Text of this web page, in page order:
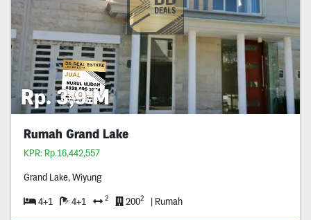
Rp. 3,9 M
Rumah Grand Lake
KPR: Rp.16,442,557
Grand Lake, Wiyung
4+1 4+1 2 2002 | Rumah